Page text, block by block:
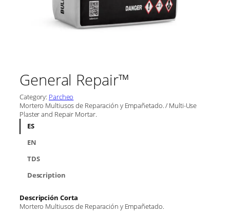
General Repair™
Category: Parcheo
Mortero Multiusos de Reparación y Empañetado. / Multi-Use
Plaster and Repair Mortar.
ES
EN
TDS
Description
Descripción Corta
Mortero Multiusos de Reparación y Empañetado.